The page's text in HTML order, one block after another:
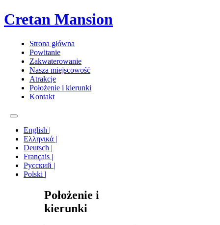
Cretan Mansion
Strona główna
Powitanie
Zakwaterowanie
Nasza miejscowość
Atrakcje
Położenie i kierunki
Kontakt
English |
Ελληνικά |
Deutsch |
Français |
Русский |
Polski |
Położenie i
kierunki